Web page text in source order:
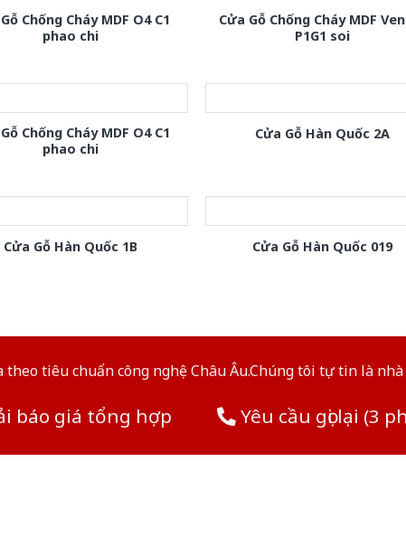
Chống Cháy MDF O4 C1
phao chi
Cửa Gỗ Chống Cháy MDF
P1G1 soi
Chống Cháy MDF O4 C1
phao chi
Cửa Gỗ Hàn Quốc 2A
Cửa Gỗ Hàn Quốc 1B Cửa Gỗ Hàn Quốc 019
tiêu chuẩn công nghệ Châu Âu.Chúng tôi tự tin là
báo giá tổng hợp Yêu cầu gọi lại (3